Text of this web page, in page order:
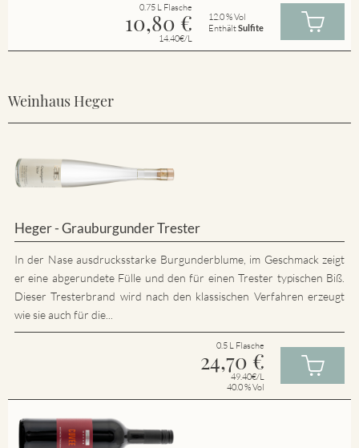
0.75 L Flasche
10,80 €
14.40€/L
12.0 % Vol
EnthältSulfite
Weinhaus Heger
Heger - Grauburgunder Trester
In der Nase ausdrucksstarke Burgunderblume, im Geschmack zeigt
er eine abgerundete Fülle und den für einen Trester typischen Biß.
Dieser Tresterbrand wird nach den klassischen Verfahren erzeugt
wie sie auch für die...
0.5 L Flasche
24,70 €
49.40€/L
40.0 % Vol